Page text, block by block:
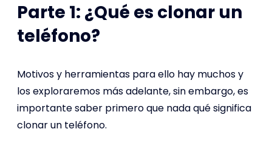
Parte 1: ¿Qué es clonar un
teléfono?
Motivos y herramientas para ello hay muchos y
los exploraremos más adelante, sin embargo, es
importante saber primero que nada qué significa
clonar un teléfono.